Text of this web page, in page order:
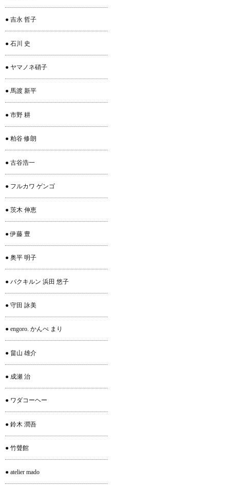
● 吉永 哲子
● 石川 史
● ヤマノネ硝子
● 馬渡 新平
● 市野 耕
● 粕谷 修朗
● 古谷浩一
● フルカワ ゲンゴ
● 茨木 伸恵
● 伊藤 豊
● 奥平 明子
● バクキルン 浜田 悠子
● 守田 詠美
● engoro. かんべ まり
● 畠山 雄介
● 成瀬 治
● ワダコーヘー
● 鈴木 潤吾
● 竹聲館
● atelier mado